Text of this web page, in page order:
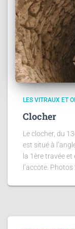
LES VITRAUX ET
Clocher
Le clocher, du
est situé à
la 1ère travée
l’accote. Photos